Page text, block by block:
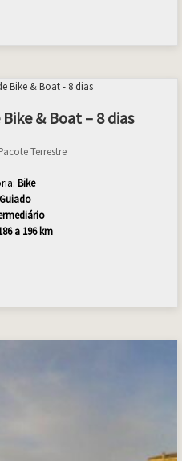
& Boat – 8 dias
Terrestre
Bike
Guiado
a 196 km